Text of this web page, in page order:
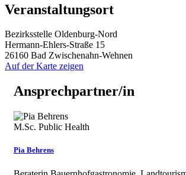
Veranstaltungsort
Bezirksstelle Oldenburg-Nord
Hermann-Ehlers-Straße 15
26160 Bad Zwischenahn-Wehnen
Auf der Karte zeigen
Ansprechpartner/in
M.Sc. Public Health
Pia Behrens